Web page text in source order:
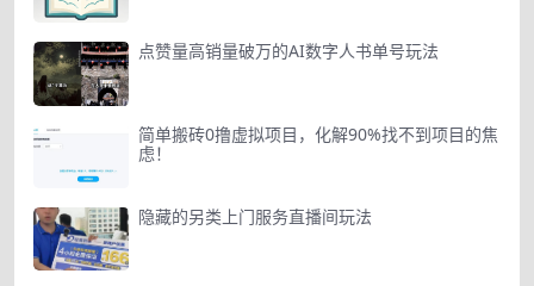
点赞量高销量破万的AI数字人书单号玩法
简单搬砖0撸虚拟项目，化解90%找不到项目的焦
虑！
隐藏的另类上门服务直播间玩法